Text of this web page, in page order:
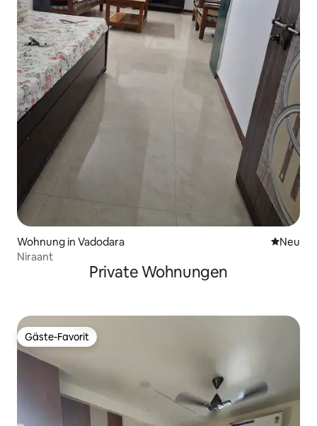
Wohnung in Vadodara Neue
Neu
Niraant
Private Wohnungen
Gäste-Favorit
Gäste-Favorit